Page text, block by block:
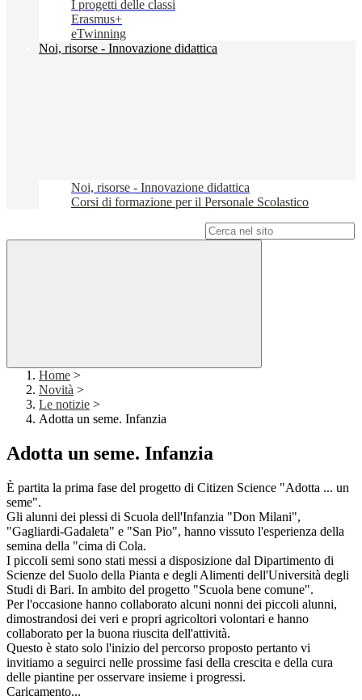
I progetti delle classi
Erasmus+
eTwinning
Noi, risorse - Innovazione didattica
Noi, risorse - Innovazione didattica
Corsi di formazione per il Personale Scolastico
Home >
Novità >
Le notizie >
Adotta un seme. Infanzia
Adotta un seme. Infanzia
È partita la prima fase del progetto di Citizen Science "Adotta ... un
seme".
Gli alunni dei plessi di Scuola dell'Infanzia "Don Milani",
"Gagliardi-Gadaleta" e "San Pio", hanno vissuto l'esperienza della
semina della "cima di Cola.
I piccoli semi sono stati messi a disposizione dal Dipartimento di
Scienze del Suolo della Pianta e degli Alimenti dell'Università degli
Studi di Bari. In ambito del progetto "Scuola bene comune".
Per l'occasione hanno collaborato alcuni nonni dei piccoli alunni,
dimostrandosi dei veri e propri agricoltori volontari e hanno
collaborato per la buona riuscita dell'attività.
Questo è stato solo l'inizio del percorso proposto pertanto vi
invitiamo a seguirci nelle prossime fasi della crescita e della cura
delle piantine per osservare insieme i progressi.
Caricamento...